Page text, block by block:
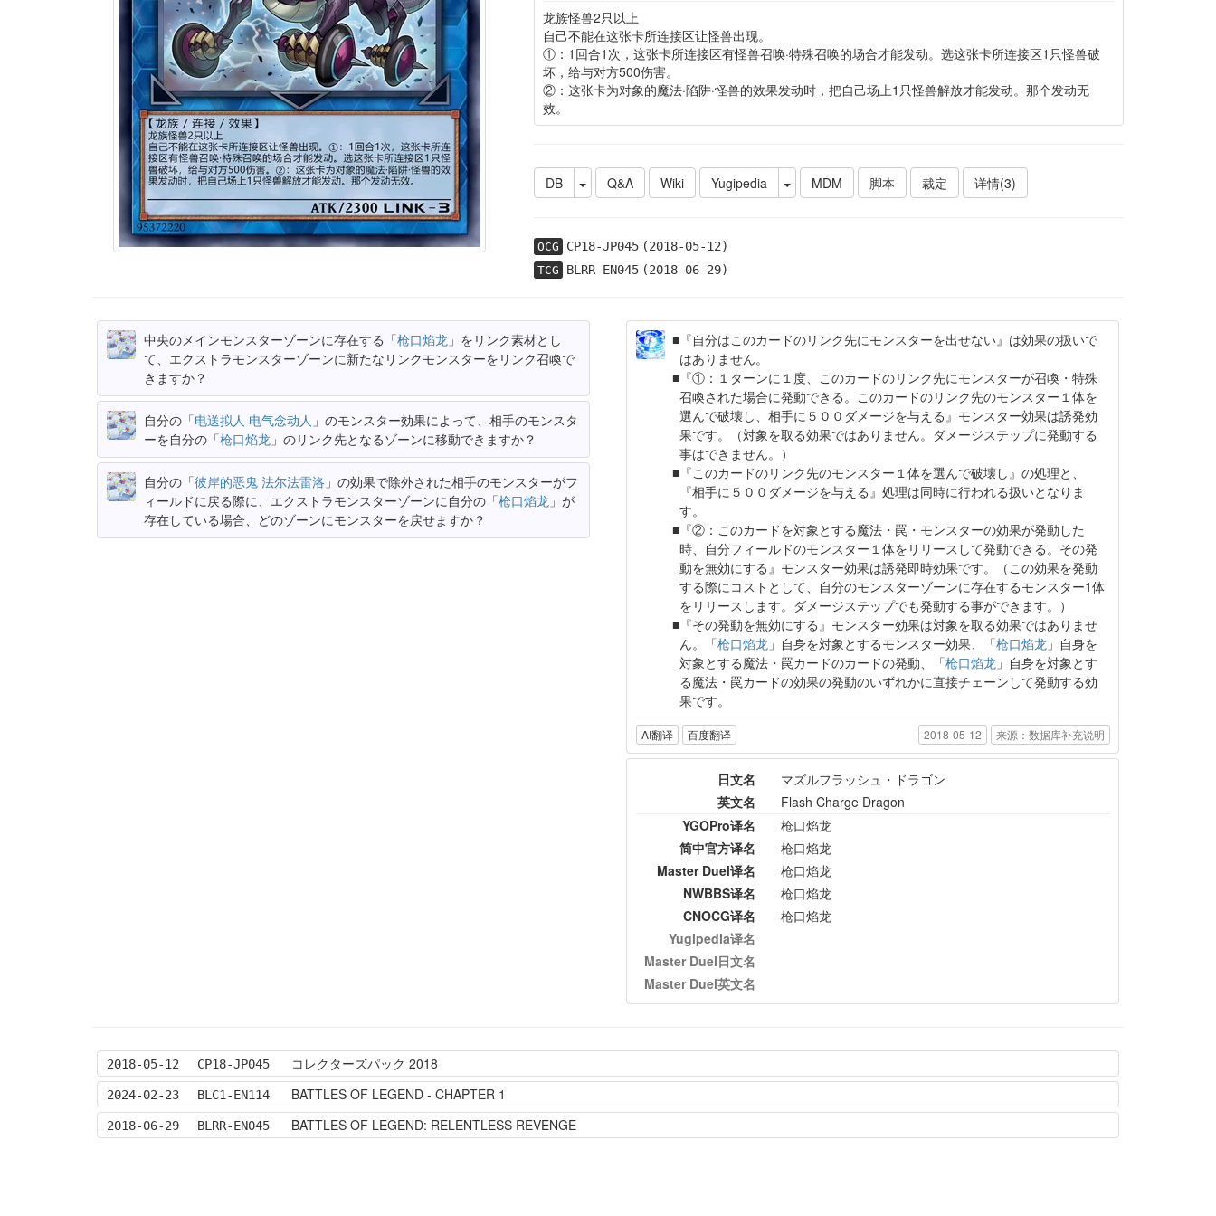
龙族怪兽2只以上
自己不能在这张卡所连接区让怪兽出现。
①：1回合1次，这张卡所连接区有怪兽召唤·特殊召唤的场合才能发动。选这张卡所连接区1只怪兽破
坏，给与对方500伤害。
②：这张卡为对象的魔法·陷阱·怪兽的效果发动时，把自己场上1只怪兽解放才能发动。那个发动无
效。
DB Q&A Wiki Yugipedia MDM 脚本 裁定 详情(3)
OCG CP18-JP045(2018-05-12)
TCG BLRR-EN045(2018-06-29)
中央のメインモンスターゾーンに存在する「枪口焰龙 」をリンク素材とし
て、エクストラモンスターゾーンに新たなリンクモンスターをリンク召喚で
きますか？
自分の「电送拟人 电气念动人 」のモンスター効果によって、相手のモンスタ
ーを自分の「枪口焰龙 」のリンク先となるゾーンに移動できますか？
自分の「彼岸的恶鬼 法尔法雷洛 」の効果で除外された相手のモンスターがフ
ィールドに戻る際に、エクストラモンスターゾーンに自分の「枪口焰龙 」が
存在している場合、どのゾーンにモンスターを戻せますか？
『自分はこのカードのリンク先にモンスターを出せない』は効果の扱いで
はありません。
『①：１ターンに１度、このカードのリンク先にモンスターが召喚・特殊
召喚された場合に発動できる。このカードのリンク先のモンスター１体を
選んで破壊し、相手に５００ダメージを与える』モンスター効果は誘発効
果です。（対象を取る効果ではありません。ダメージステップに発動する
事はできません。）
『このカードのリンク先のモンスター１体を選んで破壊し』の処理と、
『相手に５００ダメージを与える』処理は同時に行われる扱いとなりま
す。
『②：このカードを対象とする魔法・罠・モンスターの効果が発動した
時、自分フィールドのモンスター１体をリリースして発動できる。その発
動を無効にする』モンスター効果は誘発即時効果です。（この効果を発動
する際にコストとして、自分のモンスターゾーンに存在するモンスター1体
をリリースします。ダメージステップでも発動する事ができます。）
『その発動を無効にする』モンスター効果は対象を取る効果ではありませ
ん。「枪口焰龙 」自身を対象とするモンスター効果、「枪口焰龙 」自身を
対象とする魔法・罠カードのカードの発動、「枪口焰龙 」自身を対象とす
る魔法・罠カードの効果の発動のいずれかに直接チェーンして発動する効
果です。
AI翻译 百度翻译 2018-05-12 来源：数据库补充说明
日文名
マズルフラッシュ・ドラゴン
英文名
Flash Charge Dragon
YGOPro译名
枪口焰龙
简中官方译名
枪口焰龙
Master Duel译名
枪口焰龙
NWBBS译名
枪口焰龙
CNOCG译名
枪口焰龙
Yugipedia译名
Master Duel日文名
Master Duel英文名
2018-05-12 CP18-JP045 コレクターズパック 2018
2024-02-23 BLC1-EN114 BATTLES OF LEGEND - CHAPTER 1
2018-06-29 BLRR-EN045 BATTLES OF LEGEND: RELENTLESS REVENGE